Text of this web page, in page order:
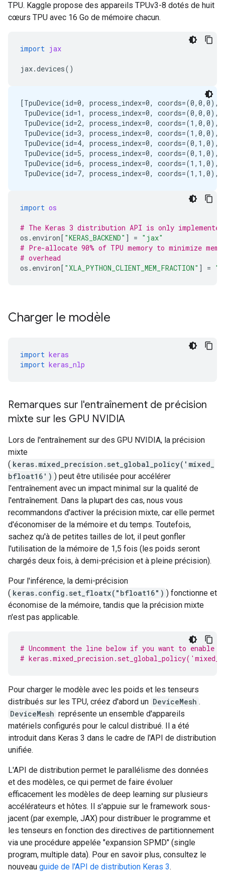
TPU. Kaggle propose des appareils TPUv3-8 dotés de huit
cœurs TPU avec 16 Go de mémoire chacun.
import jax
jax.devices()
[TpuDevice(id=0, process_index=0, coords=(0,0,0),
TpuDevice(id=1, process_index=0, coords=(0,0,0),
TpuDevice(id=2, process_index=0, coords=(1,0,0),
TpuDevice(id=3, process_index=0, coords=(1,0,0),
TpuDevice(id=4, process_index=0, coords=(0,1,0),
TpuDevice(id=5, process_index=0, coords=(0,1,0),
TpuDevice(id=6, process_index=0, coords=(1,1,0),
import os
# The Keras 3 distribution API is only
os . environ[ "KERAS_BACKEND" ] = "jax"
# Pre-allocate 90% of TPU memory to minimize
# overhead
os . environ[ "XLA_PYTHON_CLIENT_MEM_FRACTION" ] =
Charger le modèle
import keras
import keras_nlp
Remarques sur l'entraînement de précision
mixte sur les GPU NVIDIA
Lors de l'entraînement sur des GPU NVIDIA, la précision
mixte
( keras.mixed_precision.set_global_policy('mixed_
bfloat16') ) peut être utilisée pour accélérer
l'entraînement avec un impact minimal sur la qualité de
l'entraînement. Dans la plupart des cas, nous vous
recommandons d'activer la précision mixte, car elle permet
d'économiser de la mémoire et du temps. Toutefois,
sachez qu'à de petites tailles de lot, il peut gonfler
l'utilisation de la mémoire de 1,5 fois (les poids seront
chargés deux fois, à demi-précision et à pleine précision).
Pour l'inférence, la demi-précision
( keras.config.set_floatx("bfloat16") ) fonctionne et
économise de la mémoire, tandis que la précision mixte
n'est pas applicable.
# Uncomment the line below if you want to enable
#
Pour charger le modèle avec les poids et les tenseurs
distribués sur les TPU, créez d'abord un DeviceMesh .
DeviceMesh représente un ensemble d'appareils
matériels configurés pour le calcul distribué. Il a été
introduit dans Keras 3 dans le cadre de l'API de distribution
unifiée.
L'API de distribution permet le parallélisme des données
et des modèles, ce qui permet de faire évoluer
efficacement les modèles de deep learning sur plusieurs
accélérateurs et hôtes. Il s'appuie sur le framework sous-
jacent (par exemple, JAX) pour distribuer le programme et
les tenseurs en fonction des directives de partitionnement
via une procédure appelée "expansion SPMD" (single
program, multiple data). Pour en savoir plus, consultez le
nouveau guide de l'API de distribution Keras 3.